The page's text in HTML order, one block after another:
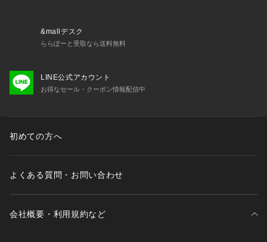
&mallデスク
ららぽーと受取なら送料無料
LINE公式アカウント
お得なセール・クーポン情報配信中
初めての方へ
よくある質問・お問い合わせ
会社概要・利用規約など